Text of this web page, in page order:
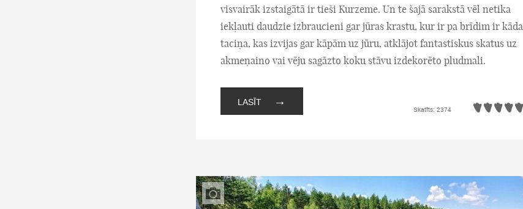
visvairāk izstaigātā ir tieši Kurzeme. Un te šajā sarakstā vēl netika
iekļauti daudzie izbraucieni gar jūras krastu, kur ir pa brīdim ir kāda
taciņa, kas izvijas gar kāpām uz jūru, atklājot fantastiskus skatus uz
akmeņaino vai vēju sagāzto koku stāvu izdekorēto pludmali.
LASĪT →
Skatīts: 2374